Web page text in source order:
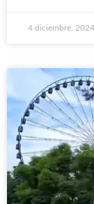
4 diciembre, 2024